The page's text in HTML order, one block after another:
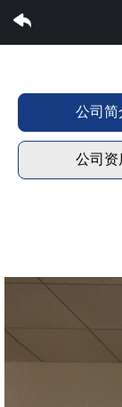
快3集团
公司简
公司资